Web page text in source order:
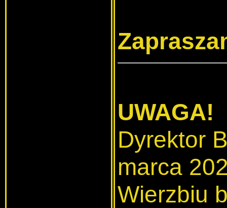
UWAGA!
Dyrektor
marca
Wierzbiu